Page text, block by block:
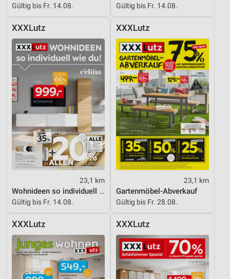
Gültig bis Fr. 14.08. Gültig bis Fr. 14.08.
XXXLutz
23,1 km
Wohnideen so individuell wie du!
Gültig bis Fr. 14.08.
XXXLutz
23,1 km
Gartenmöbel-Abverkauf
Gültig bis Fr. 28.08.
XXXLutz XXXLutz